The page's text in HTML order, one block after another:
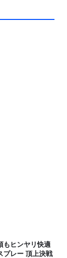
もヒンヤリ快適
プレー 頂上決戦